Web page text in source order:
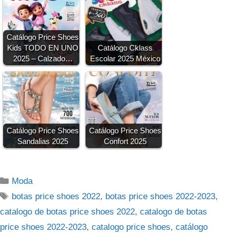
Catálogo Price Shoes
Kids TODO EN UNO
2025 – Calzado…
Catálogo Cklass
Escolar 2025 México
Catálogo Price Shoes
Sandalias 2025
Catálogo Price Shoes
Confort 2025
Categorías
Moda
Etiquetas
botas price shoes 2022, botas price shoes 2022-2023,
catalogo de botas price shoes 2022, catalogo de botas
price shoes 2022-2023, catalogo price shoes, catálogo